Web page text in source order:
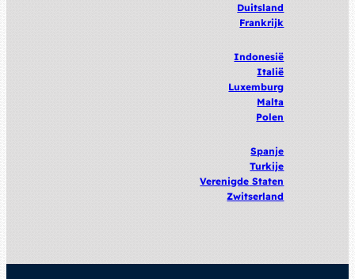
Duitsland
Frankrijk
Indonesië
Italië
Luxemburg
Malta
Polen
Spanje
Turkije
Verenigde Staten
Zwitserland